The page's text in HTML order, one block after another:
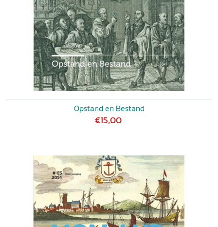
Opstand en Bestand
€15,00